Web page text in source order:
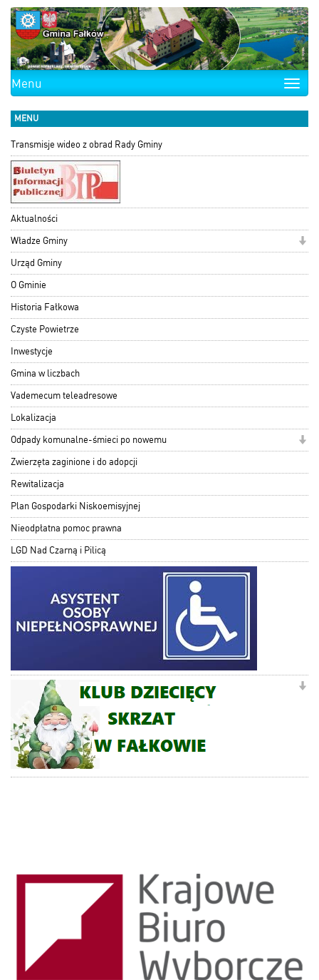
Toggle
Menu
MENU
Transmisje wideo z obrad Rady Gminy
Aktualności
Władze Gminy
Urząd Gminy
O Gminie
Historia Fałkowa
Czyste Powietrze
Inwestycje
Gmina w liczbach
Vademecum teleadresowe
Lokalizacja
Odpady komunalne-śmieci po nowemu
Zwierzęta zaginione i do adopcji
Rewitalizacja
Plan Gospodarki Niskoemisyjnej
Nieodpłatna pomoc prawna
LGD Nad Czarną i Pilicą